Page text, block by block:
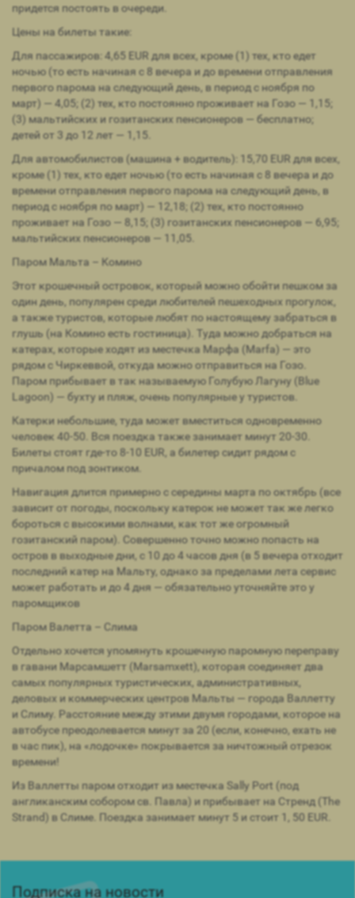
придется постоять в очереди.
Цены на билеты такие:
Для пассажиров: 4,65 EUR для всех, кроме (1) тех, кто едет
ночью (то есть начиная с 8 вечера и до времени отправления
первого парома на следующий день, в период с ноября по
март) — 4,05; (2) тех, кто постоянно проживает на Гозо — 1,15;
(3) мальтийских и гозитанских пенсионеров — бесплатно;
детей от 3 до 12 лет — 1,15.
Для автомобилистов (машина + водитель): 15,70 EUR для всех,
кроме (1) тех, кто едет ночью (то есть начиная с 8 вечера и до
времени отправления первого парома на следующий день, в
период с ноября по март) — 12,18; (2) тех, кто постоянно
проживает на Гозо — 8,15; (3) гозитанских пенсионеров — 6,95;
мальтийских пенсионеров — 11,05.
Паром Мальта – Комино
Этот крошечный островок, который можно обойти пешком за
один день, популярен среди любителей пешеходных прогулок,
а также туристов, которые любят по настоящему забраться в
глушь (на Комино есть гостиница). Туда можно добраться на
катерах, которые ходят из местечка Марфа (Marfa) — это
рядом с Чиркеввой, откуда можно отправиться на Гозо.
Паром прибывает в так называемую Голубую Лагуну (Blue
Lagoon) — бухту и пляж, очень популярные у туристов.
Катерки небольшие, туда может вместиться одновременно
человек 40-50. Вся поездка также занимает минут 20-30.
Билеты стоят где-то 8-10 EUR, а билетер сидит рядом с
причалом под зонтиком.
Навигация длится примерно с середины марта по октябрь (все
зависит от погоды, поскольку катерок не может так же легко
бороться с высокими волнами, как тот же огромный
гозитанский паром). Совершенно точно можно попасть на
остров в выходные дни, с 10 до 4 часов дня (в 5 вечера отходит
последний катер на Мальту, однако за пределами лета сервис
может работать и до 4 дня — обязательно уточняйте это у
паромщиков
Паром Валетта – Слима
Отдельно хочется упомянуть крошечную паромную переправу
в гавани Марсамшетт (Marsamxett), которая соединяет два
самых популярных туристических, административных,
деловых и коммерческих центров Мальты — города Валлетту
и Слиму. Расстояние между этими двумя городами, которое на
автобусе преодолевается минут за 20 (если, конечно, ехать не
в час пик), на «лодочке» покрывается за ничтожный отрезок
времени!
Из Валлетты паром отходит из местечка Sally Port (под
англиканским собором св. Павла) и прибывает на Стренд (The
Strand) в Слиме. Поездка занимает минут 5 и стоит 1, 50 EUR.
Подписка на новости